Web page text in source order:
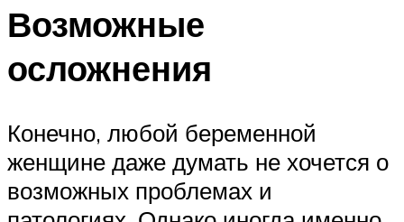
Возможные
осложнения
Конечно, любой беременной
женщине даже думать не хочется о
возможных проблемах и